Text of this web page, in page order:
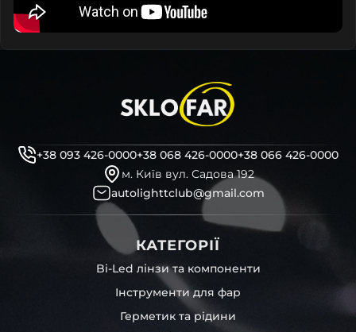
+38 093 426-0000+38 068 426-0000+38 066 426-0000
м. Київ вул. Садова 192
autolighttclub@gmail.com
КАТЕГОРІЇ
Bi-Led лінзи та компоненти
Інструменти для фар
Герметик та рідини